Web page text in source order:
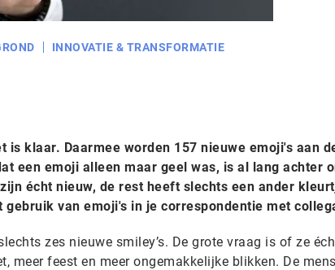
INNOVATIE & TRANSFORMATIE
is klaar. Daarmee worden 157 nieuwe emoji's aan
een emoji alleen maar geel was, is al lang achter
écht nieuw, de rest heeft slechts een ander
van emoji's in je correspondentie met
zes nieuwe smiley’s. De grote vraag is of ze
meer feest en meer ongemakkelijke blikken. De